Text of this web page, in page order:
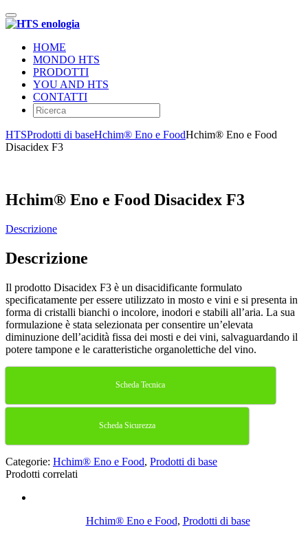
Toggle
navigation
HOME
MONDO HTS
PRODOTTI
YOU AND HTS
CONTATTI
HTSProdotti di baseHchim® Eno e FoodHchim® Eno e Food
Disacidex F3
Hchim® Eno e Food Disacidex F3
Descrizione
Descrizione
Il prodotto Disacidex F3 è un disacidificante formulato
specificatamente per essere utilizzato in mosto e vini e si presenta in
forma di cristalli bianchi o incolore, inodori e stabili all’aria. La sua
formulazione è stata selezionata per consentire un’elevata
diminuzione dell’acidità fissa dei mosti e dei vini, salvaguardando il
potere tampone e le caratteristiche organolettiche del vino.
Scheda Tecnica
Scheda Sicurezza
Categorie: Hchim® Eno e Food, Prodotti di base
Prodotti correlati
Hchim® Eno e Food, Prodotti di base